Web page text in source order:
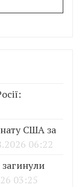
США за
06:22
03:25